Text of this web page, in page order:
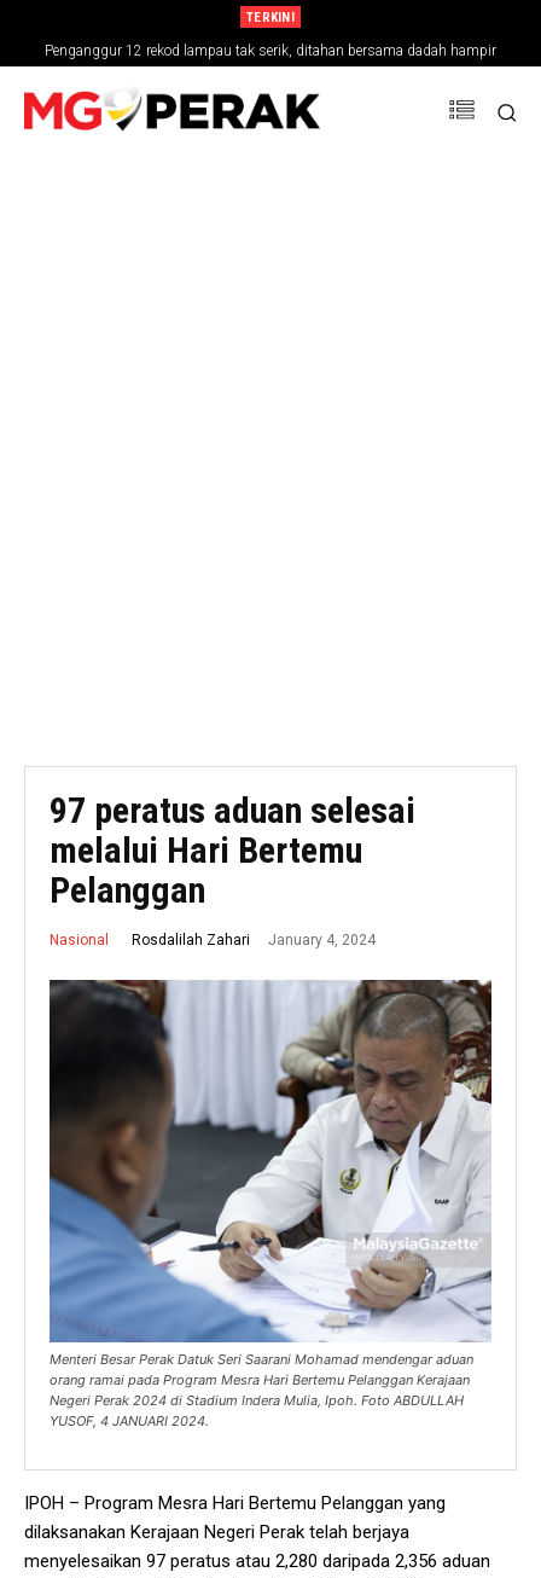
TERKINI
Penganggur 12 rekod lampau tak serik, ditahan bersama dadah hampir
RM30,000
97 peratus aduan selesai
melalui Hari Bertemu
Pelanggan
Nasional Rosdalilah Zahari January 4, 2024
Menteri Besar Perak Datuk Seri Saarani Mohamad mendengar aduan
orang ramai pada Program Mesra Hari Bertemu Pelanggan Kerajaan
Negeri Perak 2024 di Stadium Indera Mulia, Ipoh. Foto ABDULLAH
YUSOF, 4 JANUARI 2024.
IPOH – Program Mesra Hari Bertemu Pelanggan yang
dilaksanakan Kerajaan Negeri Perak telah berjaya
menyelesaikan 97 peratus atau 2,280 daripada 2,356 aduan